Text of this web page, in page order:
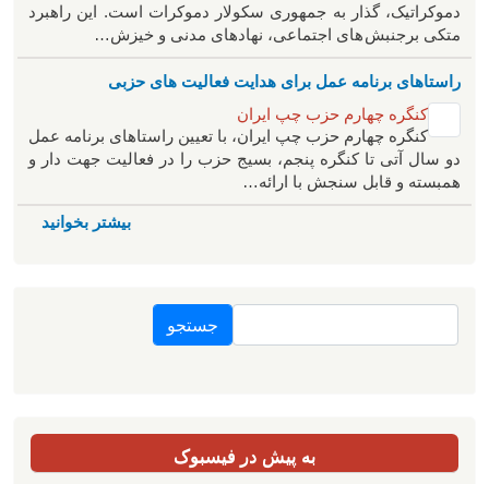
دموکراتیک، گذار به جمهوری سکولار دموکرات است. این راهبرد
متکی برجنبش های اجتماعی، نهادهای مدنی و خیزش‌…
راستاهای برنامه عمل برای هدایت فعالیت های حزبی
کنگره چهارم حزب چپ ایران
کنگره چهارم حزب چپ ایران، با تعیین راستاهای برنامه عمل
دو سال آتی تا کنگره پنجم، بسیج حزب را در فعالیت جهت دار و
همبسته و قابل سنجش با ارائه…
بیشتر بخوانید
جستجو
به پیش در فیسبوک